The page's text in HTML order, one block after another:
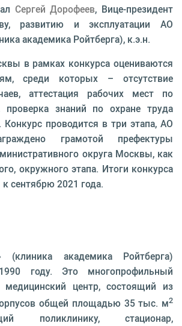
Сергей Дорофеев, Вице-президент
развитию и эксплуатации АО
академика Ройтберга), к.э.н.
в рамках конкурса оцениваются
среди которых – отсутствие
аттестация рабочих мест по
проверка знаний по охране труда
проводится в три этапа, АО
грамотой префектуры
округа Москвы, как
окружного этапа. Итоги конкурса
сентябрю 2021 года.
академика Ройтберга)
году. Это многопрофильный
медицинский центр, состоящий из
общей площадью 35 тыс. м2
поликлинику, стационар,